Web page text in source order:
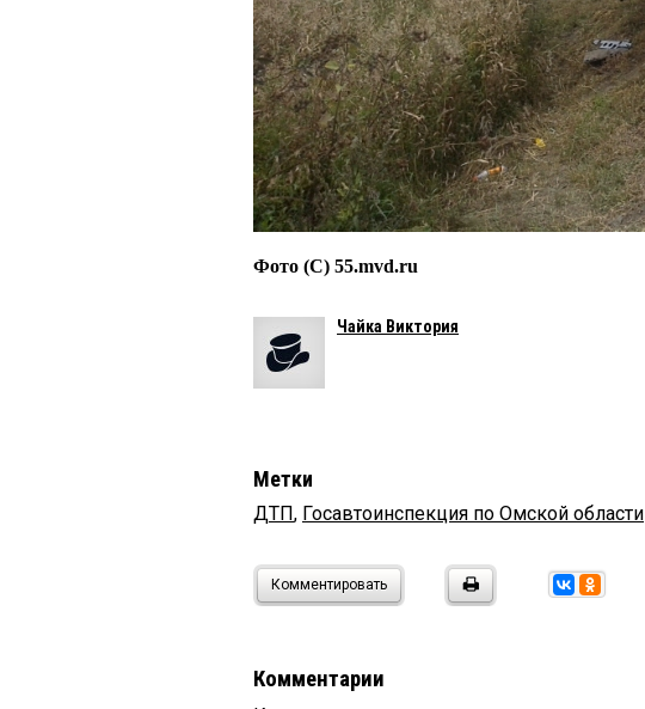
Фото (С) 55.mvd.ru
Чайка Виктория
Метки
ДТП, Госавтоинспекция по Омской области
Комментировать
Комментарии